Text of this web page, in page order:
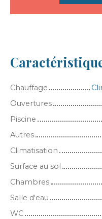
Chauffage
Ouvertures
Piscine
Autres
Climatisation
Surface au sol
Chambres
Salle d'eau
WC